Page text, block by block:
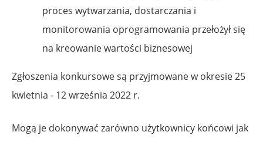
proces wytwarzania, dostarczania i
monitorowania oprogramowania przełożył się
na kreowanie wartości biznesowej
Zgłoszenia konkursowe są przyjmowane w okresie 25
kwietnia - 12 września 2022 r.
Mogą je dokonywać zarówno użytkownicy końcowi jak